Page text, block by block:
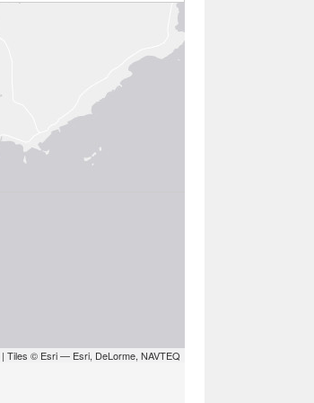
| Tiles © Esri — Esri, DeLorme, NAVTEQ